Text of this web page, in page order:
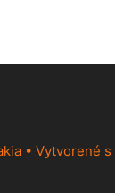
• Vytvorené s